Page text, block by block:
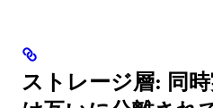
ストレージ層: 同